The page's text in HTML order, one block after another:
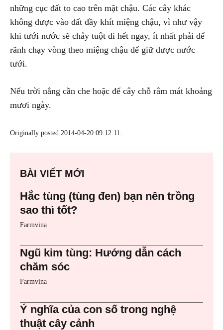
những cục đất to cao trên mặt chậu. Các cây khác
không được vào đất đầy khít miệng chậu, vì như vậy
khi tưới nước sẽ chảy tuột đi hết ngay, ít nhất phải để
rãnh chạy vòng theo miệng chậu để giữ được nước
tưới.
Nếu trời nắng cần che hoặc để cây chỗ râm mát khoảng
mươi ngày.
Originally posted 2014-04-20 09:12:11.
BÀI VIẾT MỚI
Hắc tùng (tùng đen) bạn nên trồng
sao thì tốt?
Farmvina
Ngũ kim tùng: Hướng dẫn cách
chăm sóc
Farmvina
Ý nghĩa của con số trong nghệ
thuật cây cảnh